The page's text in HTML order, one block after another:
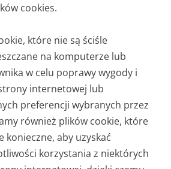
cookies.
które nie są ściśle
na komputerze lub
w celu poprawy wygody i
internetowej lub
preferencji wybranych przez
również plików cookie, które
konieczne, aby uzyskać
korzystania z niektórych